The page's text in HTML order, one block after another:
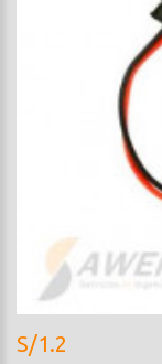
S/1.2